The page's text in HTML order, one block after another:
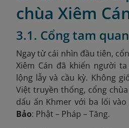
chùa Xiêm
3.1. Cổng tam quan
Ngay từ cái nhìn đầu tiên,
Xiêm Cán đã khiến người
lộng lẫy và cầu kỳ. Không
Việt truyền thống, cổng
dấu ấn Khmer với ba lối
Bảo: Phật – Pháp – Tăng.